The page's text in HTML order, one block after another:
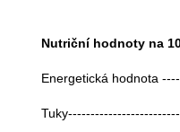
Nutriční hodnoty na
Energetická hodnota